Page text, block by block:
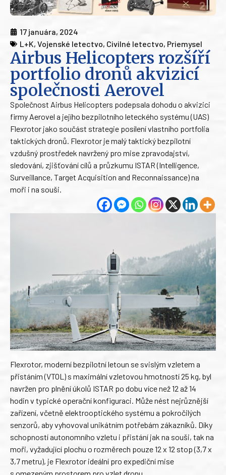
17 januára, 2024
L+K, Vojenské letectvo, Civilné letectvo, Priemysel
Airbus Helicopters rozšíří
portfolio dronů akvizicí
společnosti Aerovel
Společnost Airbus Helicopters podepsala dohodu o akvizici
firmy Aerovel a jejího bezpilotního leteckého systému (UAS)
Flexrotor jako součást strategie posílení vlastního portfolia
taktických dronů. Flexrotor je malý taktický bezpilotní
vzdušný prostředek navržený pro mise zpravodajství,
sledování, zjišťování cílů a průzkumu ISTAR (Intelligence,
Surveillance, Target Acquisition and Reconnaissance) na
moři i na souši.
Flexrotor, moderní bezpilotní letoun se svislým vzletem a
přistáním (VTOL) s maximální vzletovou hmotností 25 kg, byl
navržen pro plnění úkolů ISTAR po dobu více než 12 až 14
hodin v typické operační konfiguraci. Může nést nejrůznější
zařízení, včetně elektrooptického systému a pokročilých
senzorů, aby vyhovoval unikátním potřebám zákazníků. Díky
schopností autonomního vzletu i přistání jak na souši, tak na
moři, vyžadující plochu o rozměrech pouze 12 x 12 stop (3,7 x
3,7 metru), je Flexrotor ideální pro expediční mise
s omezeným prostorem pro vzlet dronu.